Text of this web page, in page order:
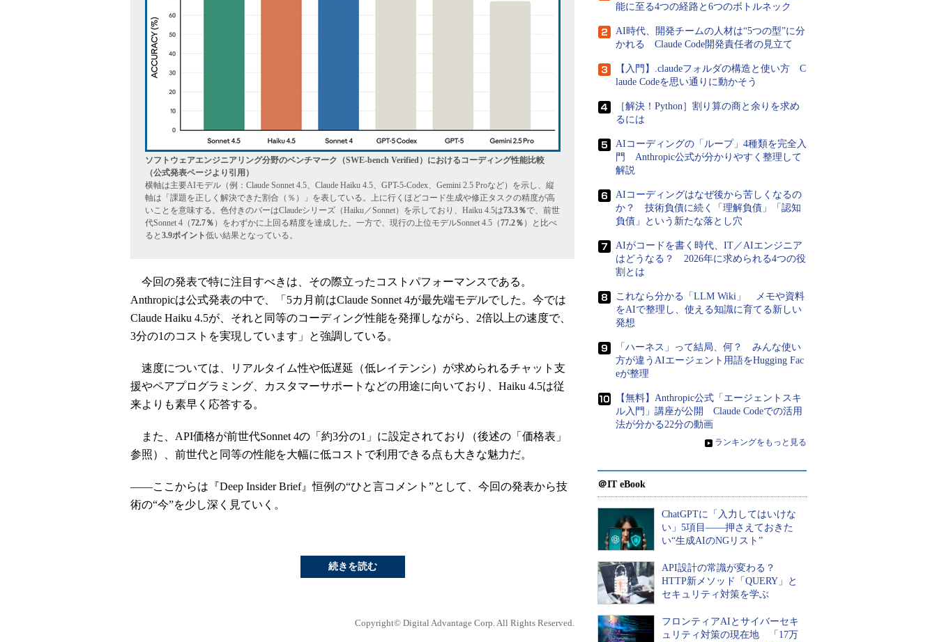
ソフトウェアエンジニアリング分野のベンチマーク（SWE-bench Verified）におけるコーディング性能比較
（公式発表ページより引用）
横軸は主要AIモデル（例：Claude Sonnet 4.5、Claude Haiku 4.5、GPT-5-Codex、Gemini 2.5 Proなど）を示し、縦
軸は「課題を正しく解決できた割合（％）」を表している。上に行くほどコード生成や修正タスクの精度が高
いことを意味する。色付きのバーはClaudeシリーズ（Haiku／Sonnet）を示しており、Haiku 4.5は73.3％で、前世
代Sonnet 4（72.7％ ）をわずかに上回る精度を達成した。一方で、現行の上位モデルSonnet 4.5（77.2％ ）と比べ
ると 3.9ポイント低い結果となっている。
今回の発表で特に注目すべきは、その際立ったコストパフォーマンスである。
Anthropicは公式発表の中で、「5カ月前はClaude Sonnet 4が最先端モデルでした。今では
Claude Haiku 4.5が、それと同等のコーディング性能を発揮しながら、2倍以上の速度で、
3分の1のコストを実現しています」と強調している。
速度については、リアルタイム性や低遅延（低レイテンシ）が求められるチャット支
援やペアプログラミング、カスタマーサポートなどの用途に向いており、Haiku 4.5は従
来よりも素早く応答する。
また、API価格が前世代Sonnet 4の「約3分の1」に設定されており（後述の「価格表」
参照）、前世代と同等の性能を大幅に低コストで利用できる点も大きな魅力だ。
――ここからは『Deep Insider Brief』恒例の“ひと言コメント”として、今回の発表から技
術の“今”を少し深く見ていく。
続きを読む
Copyright© Digital Advantage Corp. All Rights Reserved.
能に至る4つの経路と6つのボトルネック
AI時代、開発チームの人材は“5つの型”に分
かれる Claude Code開発責任者の見立て
【入門】.claudeフォルダの構造と使い方 C
laude Codeを思い通りに動かそう
［解決！Python］割り算の商と余りを求め
るには
AIコーディングの「ループ」4種類を完全入
門 Anthropic公式が分かりやすく整理して
解説
AIコーディングはなぜ後から苦しくなるの
か？ 技術負債に続く「理解負債」「認知
負債」という新たな落とし穴
AIがコードを書く時代、IT／AIエンジニア
はどうなる？ 2026年に求められる4つの役
割とは
これなら分かる「LLM Wiki」 メモや資料
をAIで整理し、使える知識に育てる新しい
発想
「ハーネス」って結局、何？ みんな使い
方が違うAIエージェント用語をHugging Fac
eが整理
【無料】Anthropic公式「エージェントスキ
ル入門」講座が公開 Claude Codeでの活用
法が分かる22分の動画
» ランキングをもっと見る
＠IT eBook
ChatGPTに「入力してはいけな
い」5項目――押さえておきた
い“生成AIのNGリスト”
API設計の常識が変わる？
HTTP新メソッド「QUERY」と
セキュリティ対策を学ぶ
フロンティアAIとサイバーセキ
ュリティ対策の現在地 「17万